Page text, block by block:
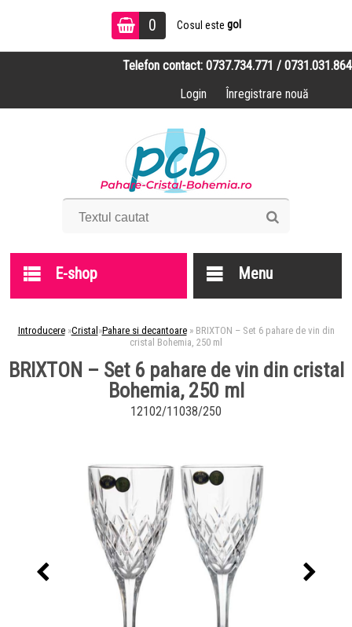
Telefon contact: 0737.734.771 / 0731.031.864
Login
Înregistrare nouă
0 Cosul este gol
E-shop Menu
Introducere »Cristal »Pahare si decantoare » BRIXTON – Set 6 pahare de vin din
cristal Bohemia, 250 ml
BRIXTON – Set 6 pahare de vin din cristal
Bohemia, 250 ml
12102/11038/250